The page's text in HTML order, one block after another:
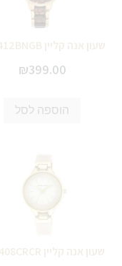
שעון אנה קליין AK1412BNGB
₪399.00
הוספה לסל
שעון אנה קליין AK1408CRCR